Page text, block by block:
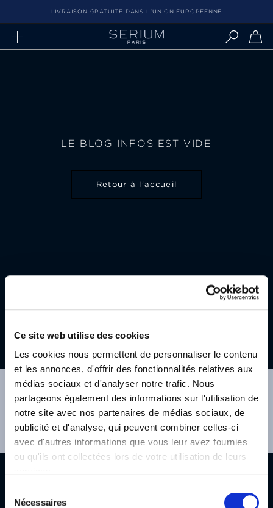
Ce site web utilise des cookies
Les cookies nous permettent de personnaliser le contenu
et les annonces, d'offrir des fonctionnalités relatives aux
médias sociaux et d'analyser notre trafic. Nous
partageons également des informations sur l'utilisation de
notre site avec nos partenaires de médias sociaux, de
publicité et d'analyse, qui peuvent combiner celles-ci
avec d'autres informations que vous leur avez fournies
ou qu'ils ont collectées lors de votre utilisation de leurs
Nécessaires
contenu
LIVRAISON GRATUITE DANS L'UNION EUROPÉENNE
LE BLOG INFOS EST VIDE
Retour à l'accueil
en France
d'origine naturelle
breveté
visibles
SUIVEZ-NOUS